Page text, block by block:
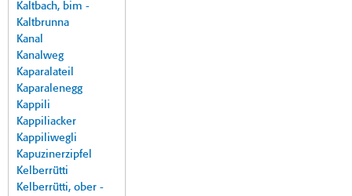
Kaltbach, bim -
Kaltbrunna
Kanal
Kanalweg
Kaparalateil
Kaparalenegg
Kappili
Kappiliacker
Kappiliwegli
Kapuzinerzipfel
Kelberrütti
Kelberrütti, ober -